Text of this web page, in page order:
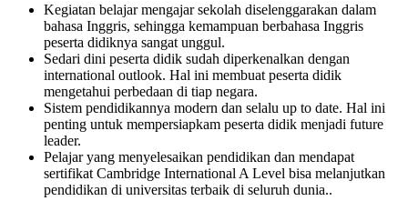
Kegiatan belajar mengajar sekolah diselenggarakan dalam
bahasa Inggris, sehingga kemampuan berbahasa Inggris
peserta didiknya sangat unggul.
Sedari dini peserta didik sudah diperkenalkan dengan
international outlook. Hal ini membuat peserta didik
mengetahui perbedaan di tiap negara.
Sistem pendidikannya modern dan selalu up to date. Hal ini
penting untuk mempersiapkam peserta didik menjadi future
leader.
Pelajar yang menyelesaikan pendidikan dan mendapat
sertifikat Cambridge International A Level bisa melanjutkan
pendidikan di universitas terbaik di seluruh dunia..